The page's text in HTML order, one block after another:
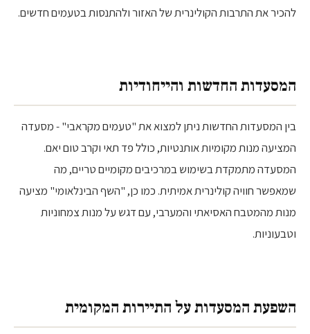
להכיר את התרבות הקולינרית של האזור ולהתנסות בטעמים חדשים.
המסעדות החדשות והייחודיות
בין המסעדות החדשות ניתן למצוא את "טעמים מקראבי" - מסעדה
המציעה מנות מקומיות אותנטיות, כולל פד תאי וקרב טום יאם.
המסעדה מתמקדת בשימוש במרכיבים מקומיים טריים, מה
שמאפשר חוויה קולינרית אמיתית. כמו כן, "השף הבינלאומי" מציעה
מנות מהמטבח האסיאתי והמערבי, עם דגש על מנות צמחוניות
וטבעוניות.
השפעת המסעדות על התיירות המקומית